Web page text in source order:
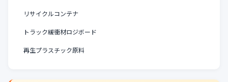
リサイクルコンテナ
トラック緩衝材ロジボード
再生プラスチック原料